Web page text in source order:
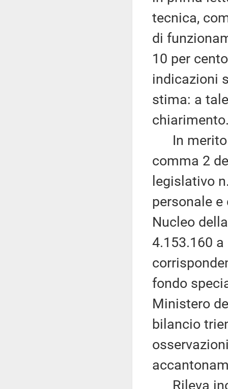
tecnica,
di
10 per
indicazioni
stima: a
In merito
comma 2
legislativo
personale
Nucleo
4.153.160
fondo
Ministero
bilancio
Rileva